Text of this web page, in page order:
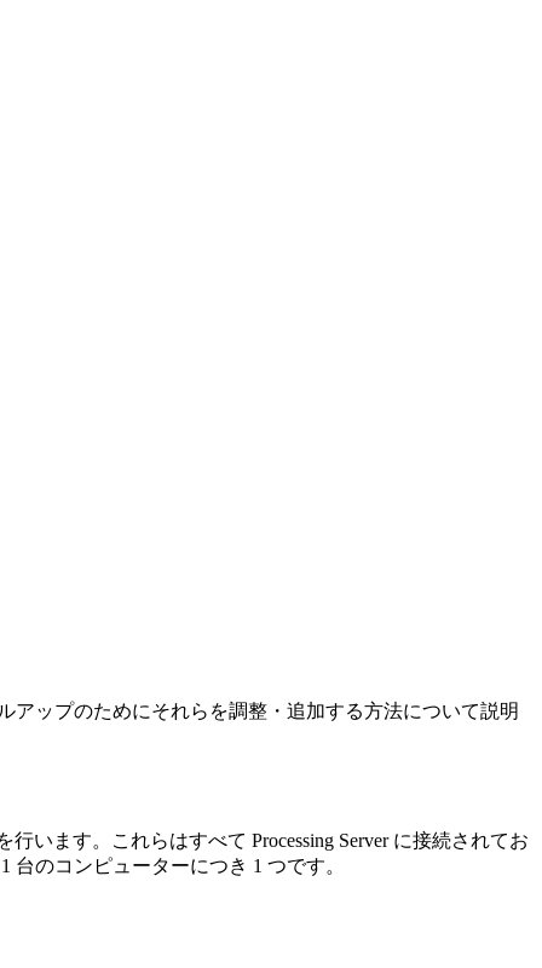
アップのためにそれらを調整・追加する方法について説明
います。これらはすべて Processing Server に接続されてお
台のコンピューターにつき 1 つです。